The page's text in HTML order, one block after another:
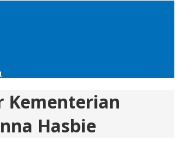
Kementerian
Hasbie